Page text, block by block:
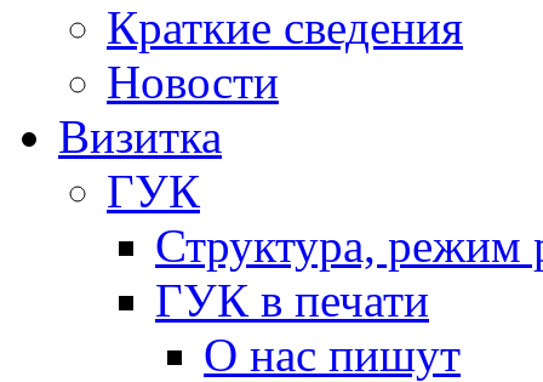
Краткие сведения
Новости
Визитка
ГУК
Структура, режим
ГУК в печати
О нас пишут